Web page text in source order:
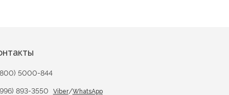
5000-844
893-3550 Viber/WhatsApp